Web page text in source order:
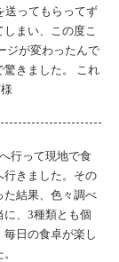
送ってもらってず
まい、この度こ
ジが変わったんで
きました。 これ
行って現地で食
行きました。その
た結果、色々調べ
、3種類とも個
日の食卓が楽し